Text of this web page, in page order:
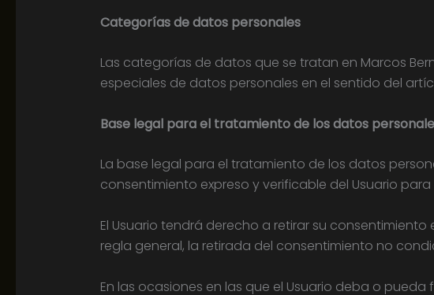
Categorías de datos personales
Las categorías de datos que se tratan en Marcos
especiales de datos personales en el sentido del
Base legal para el tratamiento de los datos
La base legal para el tratamiento de los datos
consentimiento expreso y verificable del Usuario
El Usuario tendrá derecho a retirar su
regla general, la retirada del consentimiento no
En las ocasiones en las que el Usuario deba o